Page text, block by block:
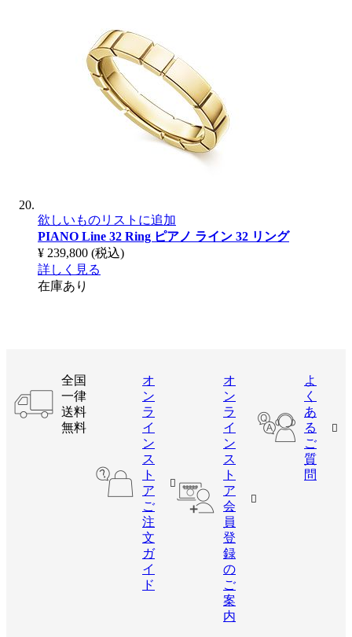
欲しいものリストに追加
PIANO Line 32 Ring ピアノ ライン 32 リング
¥ 239,800 (税込)
詳しく見る
在庫あり
全国
一律
送料
無料
オ
ン
ラ
イ
ン
ス
ト
ア
ご
注
文
ガ
イ
ド
オ
ン
ラ
イ
ン
ス
ト
ア
会
員
登
録
の
ご
案
内
よ
く
あ
る
ご
質
問